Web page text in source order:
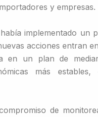
y empresas.
implementado un
acciones entran
en un plan de
más
de